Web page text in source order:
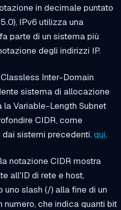
in decimale puntato
IPv6 utilizza una
parte di un sistema più
degli indirizzi IP.
Inter-Domain
sistema di allocazione
Variable-Length Subnet
CIDR, come
sistemi precedenti. qui.
notazione CIDR mostra
all'ID di rete e host,
slash (/) alla fine di un
numero, che indica quanti bit